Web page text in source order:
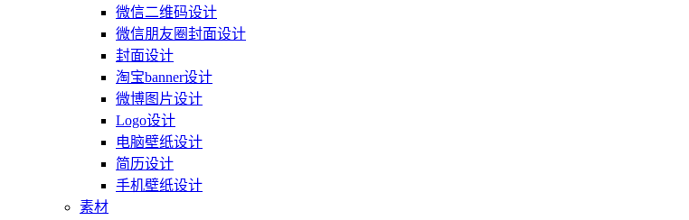
微信二维码设计
微信朋友圈封面设计
封面设计
淘宝banner设计
微博图片设计
Logo设计
电脑壁纸设计
简历设计
手机壁纸设计
素材